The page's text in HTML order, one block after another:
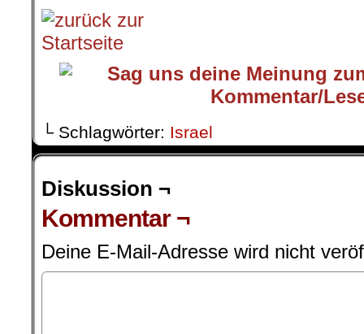
└ Schlagwörter: Israel
Diskussion ¬
Kommentar ¬
Deine E-Mail-Adresse wird nicht